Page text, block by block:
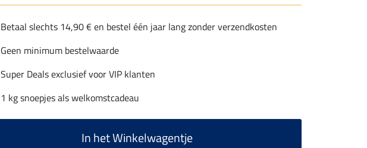
Betaal slechts 14,90 € en bestel één jaar lang zonder verzendkosten
Geen minimum bestelwaarde
Super Deals exclusief voor VIP klanten
1 kg snoepjes als welkomstcadeau
In het Winkelwagentje